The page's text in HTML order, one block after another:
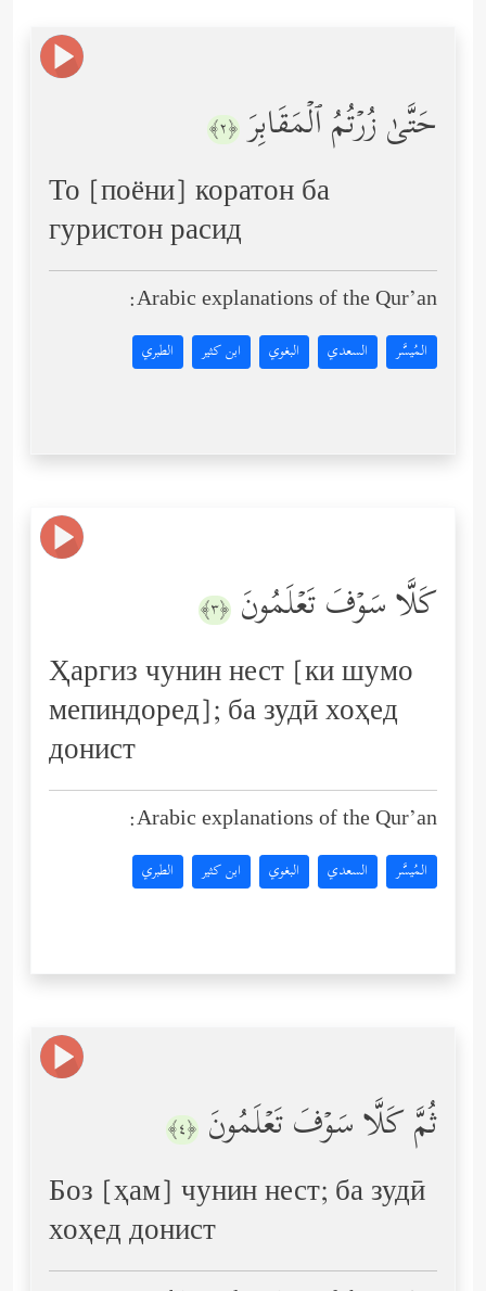
حَتَّىٰ زُرۡتُمُ ٱلۡمَقَابِرَ ﴿٢﴾
То [поёни] коратон ба
гуристон расид
Arabic explanations of the Qur’an:
المُيسَّر السعدي البغوي ابن كثير الطبري
كَلَّا سَوۡفَ تَعۡلَمُونَ ﴿٣﴾
Ҳаргиз чунин нест [ки шумо
мепиндоред]; ба зудӣ хоҳед
донист
Arabic explanations of the Qur’an:
المُيسَّر السعدي البغوي ابن كثير الطبري
ثُمَّ كَلَّا سَوۡفَ تَعۡلَمُونَ ﴿٤﴾
Боз [ҳам] чунин нест; ба зудӣ
хоҳед донист